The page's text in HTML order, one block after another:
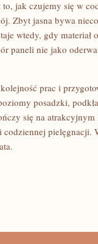
jak czujemy się w
Zbyt jasna bywa
wtedy, gdy materiał
paneli nie jako
prac i
posadzki,
się na
pielęgnacji.